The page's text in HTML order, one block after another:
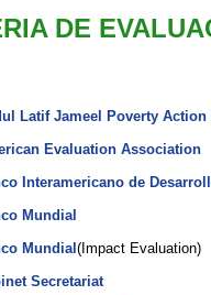
DE
Latif Jameel Poverty Action
Evaluation Association
Interamericano de
Mundial
Mundial(Impact Evaluation)
Secretariat